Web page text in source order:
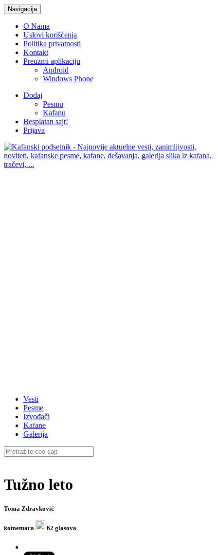
Navigacija
O Nama
Uslovi korišćenja
Politika privatnosti
Kontakt
Preuzmi aplikaciju
Android
Windows Phone
Dodaj
Pesmu
Kafanu
Besplatan sajt!
Prijava
Vesti
Pesme
Izvođači
Kafane
Galerija
Tužno leto
Toma Zdravković
komentara 62 glasova